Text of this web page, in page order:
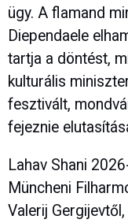
ügy. A flamand
Diependaele
tartja a döntést,
kulturális
fesztivált,
fejeznie
Lahav Shani
Müncheni
Valerij